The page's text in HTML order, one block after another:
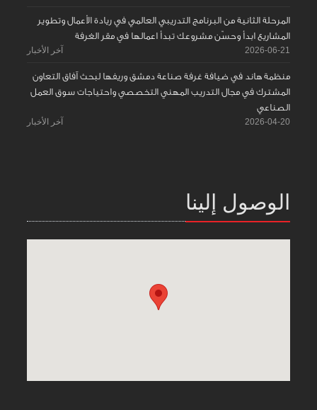
المرحلة الثانية من البرنامج التدريبي العالمي في ريادة الأعمال وتطوير
المشاريع ابدأ وحسّن مشروعك تبدأ اعمالها في مقر الغرفة
2026-06-21 آخر الأخبار
منظمة هاند في ضيافة غرفة صناعة دمشق وريفها لبحث آفاق التعاون
المشترك في مجال التدريب المهني التخصصي واحتياجات سوق العمل
الصناعي
2026-04-20 آخر الأخبار
الوصول إلينا